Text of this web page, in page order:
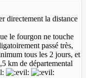
directement la distance
le fourgon ne touche
passé très,
tous les 2 jours, et
km de départemental